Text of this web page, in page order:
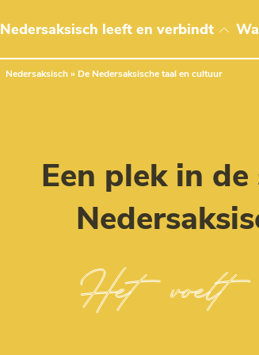
Nedersaksisch leeft en verbindt
Nedersaksisch» De Nedersaksische taal en cultuur
Een plek in